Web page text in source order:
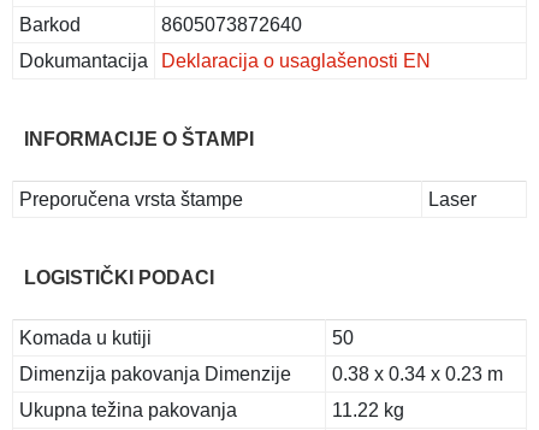
Barkod
8605073872640
Dokumantacija
Deklaracija o usaglašenosti EN
INFORMACIJE O ŠTAMPI
Preporučena vrsta štampe Laser
LOGISTIČKI PODACI
Komada u kutiji
50
Dimenzija pakovanja Dimenzije
0.38 x 0.34 x 0.23 m
Ukupna težina pakovanja
11.22 kg